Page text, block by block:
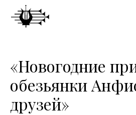
«Новогодние
обезьянки
друзей»